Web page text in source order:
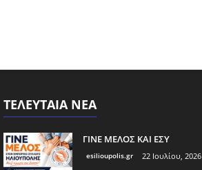
ΤΕΛΕΥΤΑΙΑ ΝΕΑ
ΓΙΝΕ ΜΕΛΟΣ ΚΑΙ ΕΣΥ
esilioupolis.gr 22 Ιουλίου, 2026